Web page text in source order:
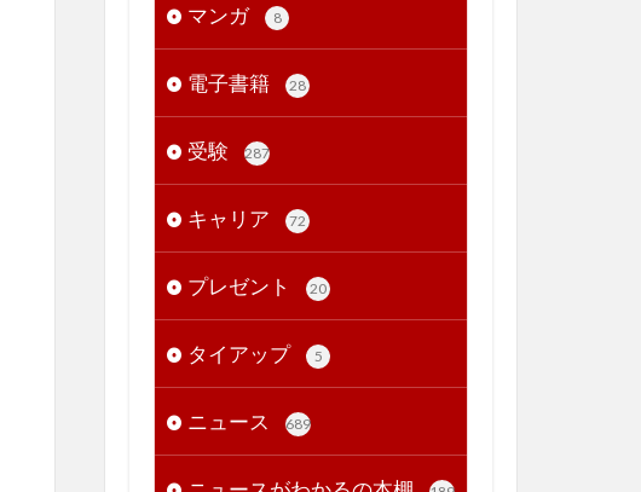
マンガ
8
電子書籍 28
受験 287
キャリア 72
プレゼント 20
タイアップ 5
ニュース 689